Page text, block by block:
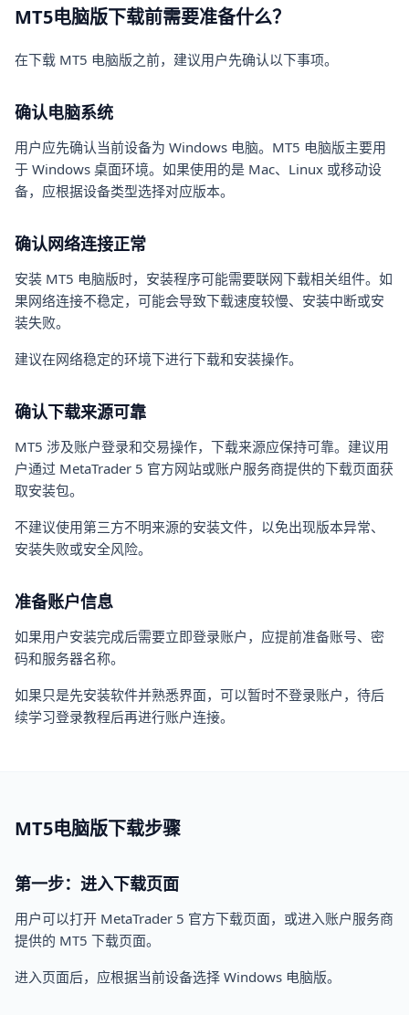
MT5电脑版下载前需要准备什么？
在下载 MT5 电脑版之前，建议用户先确认以下事项。
确认电脑系统
用户应先确认当前设备为 Windows 电脑。MT5 电脑版主要用
于 Windows 桌面环境。如果使用的是 Mac、Linux 或移动设
备，应根据设备类型选择对应版本。
确认网络连接正常
安装 MT5 电脑版时，安装程序可能需要联网下载相关组件。如
果网络连接不稳定，可能会导致下载速度较慢、安装中断或安
装失败。
建议在网络稳定的环境下进行下载和安装操作。
确认下载来源可靠
MT5 涉及账户登录和交易操作，下载来源应保持可靠。建议用
户通过 MetaTrader 5 官方网站或账户服务商提供的下载页面获
取安装包。
不建议使用第三方不明来源的安装文件，以免出现版本异常、
安装失败或安全风险。
准备账户信息
如果用户安装完成后需要立即登录账户，应提前准备账号、密
码和服务器名称。
如果只是先安装软件并熟悉界面，可以暂时不登录账户，待后
续学习登录教程后再进行账户连接。
MT5电脑版下载步骤
第一步：进入下载页面
用户可以打开 MetaTrader 5 官方下载页面，或进入账户服务商
提供的 MT5 下载页面。
进入页面后，应根据当前设备选择 Windows 电脑版。